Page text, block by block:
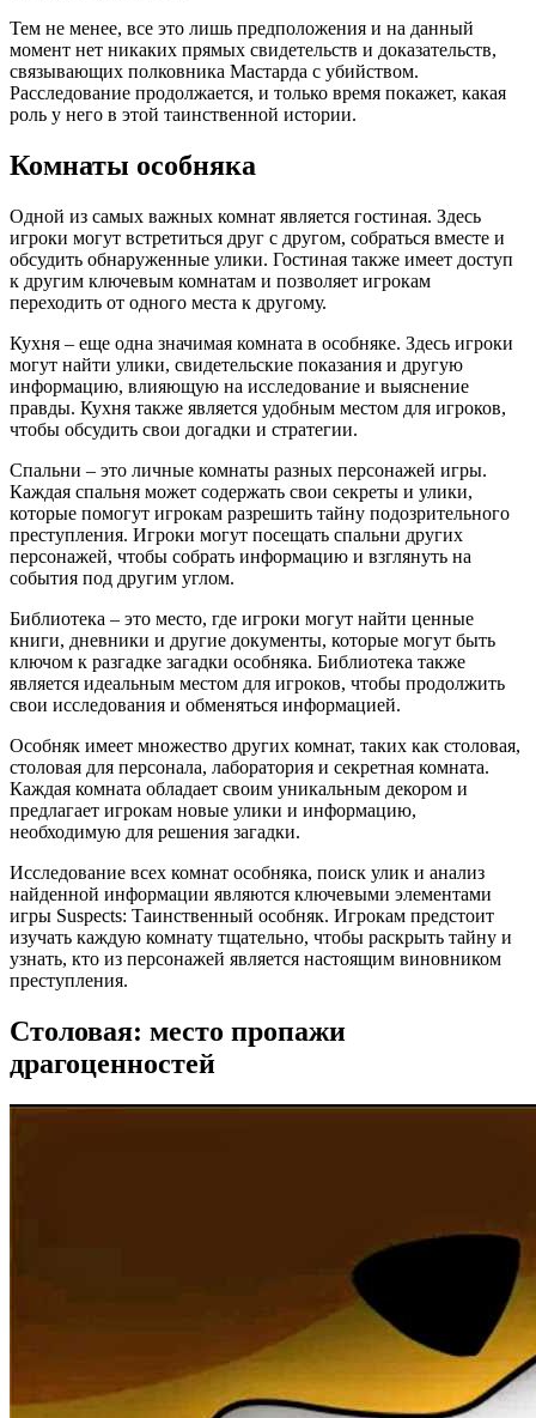
Тем не менее, все это лишь предположения и на данный
момент нет никаких прямых свидетельств и доказательств,
связывающих полковника Мастарда с убийством.
Расследование продолжается, и только время покажет, какая
роль у него в этой таинственной истории.
Комнаты особняка
Одной из самых важных комнат является гостиная. Здесь
игроки могут встретиться друг с другом, собраться вместе и
обсудить обнаруженные улики. Гостиная также имеет доступ
к другим ключевым комнатам и позволяет игрокам
переходить от одного места к другому.
Кухня – еще одна значимая комната в особняке. Здесь игроки
могут найти улики, свидетельские показания и другую
информацию, влияющую на исследование и выяснение
правды. Кухня также является удобным местом для игроков,
чтобы обсудить свои догадки и стратегии.
Спальни – это личные комнаты разных персонажей игры.
Каждая спальня может содержать свои секреты и улики,
которые помогут игрокам разрешить тайну подозрительного
преступления. Игроки могут посещать спальни других
персонажей, чтобы собрать информацию и взглянуть на
события под другим углом.
Библиотека – это место, где игроки могут найти ценные
книги, дневники и другие документы, которые могут быть
ключом к разгадке загадки особняка. Библиотека также
является идеальным местом для игроков, чтобы продолжить
свои исследования и обменяться информацией.
Особняк имеет множество других комнат, таких как столовая,
столовая для персонала, лаборатория и секретная комната.
Каждая комната обладает своим уникальным декором и
предлагает игрокам новые улики и информацию,
необходимую для решения загадки.
Исследование всех комнат особняка, поиск улик и анализ
найденной информации являются ключевыми элементами
игры Suspects: Таинственный особняк. Игрокам предстоит
изучать каждую комнату тщательно, чтобы раскрыть тайну и
узнать, кто из персонажей является настоящим виновником
преступления.
Столовая: место пропажи
драгоценностей